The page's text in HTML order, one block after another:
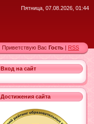
Пятница, 07.08.2026, 01:44
Приветствую Вас Гость | RSS
Вход на сайт
Достижения сайта